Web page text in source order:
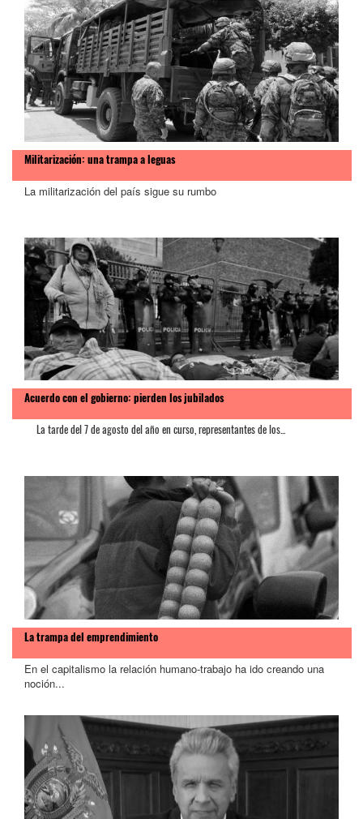
Militarización: una trampa a leguas
La militarización del país sigue su rumbo
Acuerdo con el gobierno: pierden los jubilados
La tarde del 7 de agosto del año en curso, representantes de los...
La trampa del emprendimiento
En el capitalismo la relación humano-trabajo ha ido creando una
noción...